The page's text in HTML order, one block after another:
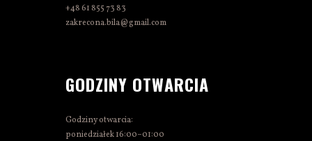
+48 61 855 73 83
zakrecona.bila@gmail.com
GODZINY OTWARCIA
Godziny otwarcia:
poniedziałek 16:00–01:00